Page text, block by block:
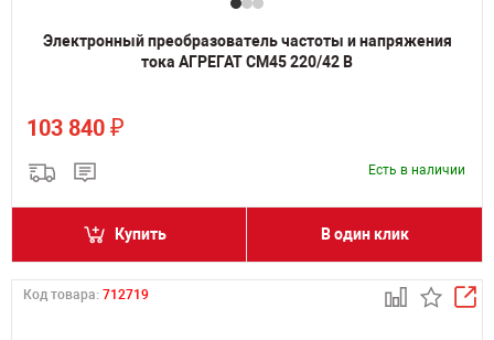
Электронный преобразователь частоты и напряжения
тока АГРЕГАТ СМ45 220/42 В
103 840 ₽
Есть в наличии
Купить В один клик
Код товара: 712719